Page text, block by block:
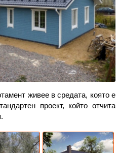
живее в средата, която е
проект, който отчита